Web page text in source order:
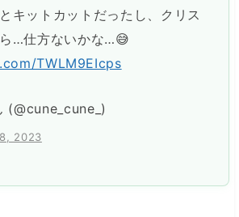
キットカットだったし、クリス
…仕方ないかな…😅
TWLM9EIcps
2023